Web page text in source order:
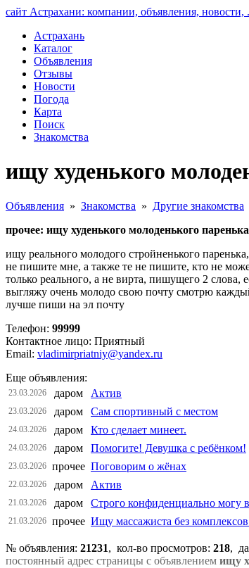
сайт Астрахани: компании, объявления, новости,
Астрахань
Каталог
Объявления
Отзывы
Новости
Погода
Карта
Поиск
Знакомства
ищу худенького
Объявления » Знакомства » Другие знакомства
прочее: ищу худенького молоденького паренька
ищу реального молодого стройненького
не пишите мне, а также те не пишите, кто не
только реального, а не вирта, пишущего 2
выгляжу очень молодо свою почту смотрю
лучше пиши на эл почту
Телефон: 99999
Контактное лицо: Приятный
Email: vladimirpriatniy@yandex.ru
Еще объявления:
23.03.2026 даром Актив
23.03.2026 даром Сам спортивный с местом
24.03.2026 даром Кто сделает минеет.
24.03.2026 даром Помогите! Девушка с ребёнком!
23.03.2026 прочее Поговорим о жёнах
22.03.2026 даром Актив
21.03.2026 даром Строго конфиденциально могу
21.03.2026 прочее Ищу массажиста без
№ объявления: 21231, кол-во просмотров: 218,
постоянный адрес страницы с объявлением ищу